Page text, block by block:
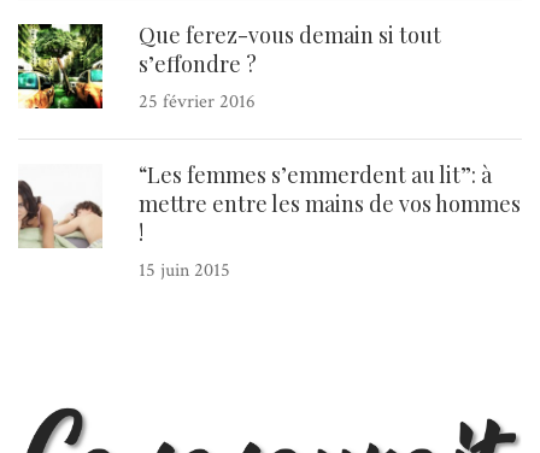
Que ferez-vous demain si tout
s’effondre ?
25 février 2016
“Les femmes s’emmerdent au lit”: à
mettre entre les mains de vos hommes
!
15 juin 2015